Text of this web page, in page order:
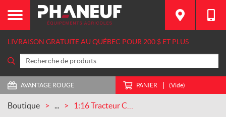
LIVRAISON GRATUITE AU QUÉBEC POUR 200 $ ET PLUS
AVANTAGE ROUGE PANIER (Vide)
Boutique ...